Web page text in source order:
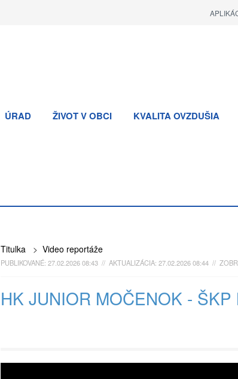
ÚRAD ŽIVOT V OBCI KVALITA OVZDUŠIA
Titulka> Video reportáže
PUBLIKOVANÉ: 27.02.2026 08:43 // AKTUALIZÁCIA: 27.02.2026 08:44 //
HK JUNIOR MOČENOK -